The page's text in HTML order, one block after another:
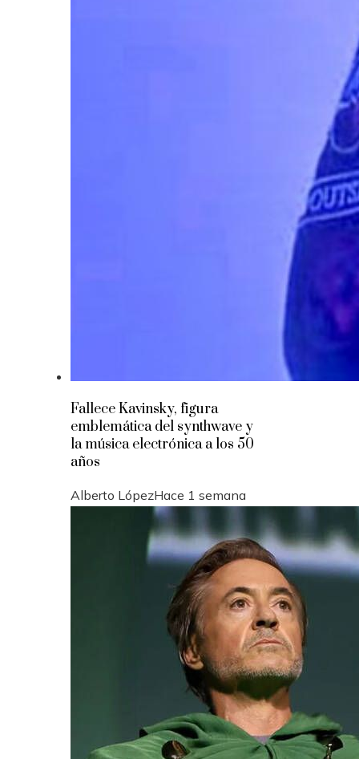
Fallece Kavinsky, figura
emblemática del synthwave y
la música electrónica a los 50
años
Alberto LópezHace 1 semana